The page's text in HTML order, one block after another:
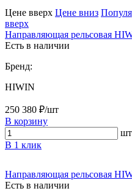
Ценe вверх Ценe вниз
вверх
Направляющая рельсовая
Есть в наличии
Бренд:
HIWIN
250 380 ₽/шт
В корзину
шт
В 1 клик
Направляющая рельсовая
Есть в наличии